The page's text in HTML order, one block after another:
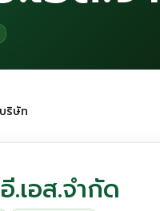
ริษัท
.เอส.จำกัด